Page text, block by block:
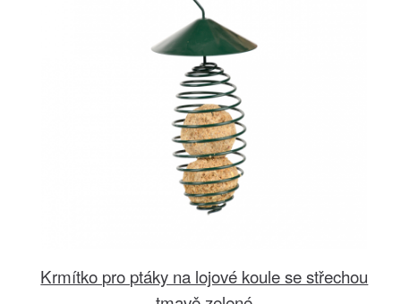
Krmítko pro ptáky na lojové koule se střechou